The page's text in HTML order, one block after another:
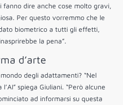
fanno dire anche cose molto gravi,
Per questo vorremmo che le
biometrico a tutti gli effetti,
la pena”.
d’arte
degli adattamenti? “Nel
spiega Giuliani. “Però alcune
ad informarsi su questa